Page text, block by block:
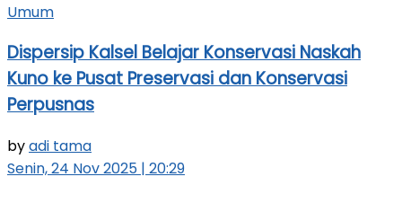
Umum
Dispersip Kalsel Belajar Konservasi Naskah
Kuno ke Pusat Preservasi dan Konservasi
Perpusnas
byadi tama
Senin, 24 Nov 2025 | 20:29